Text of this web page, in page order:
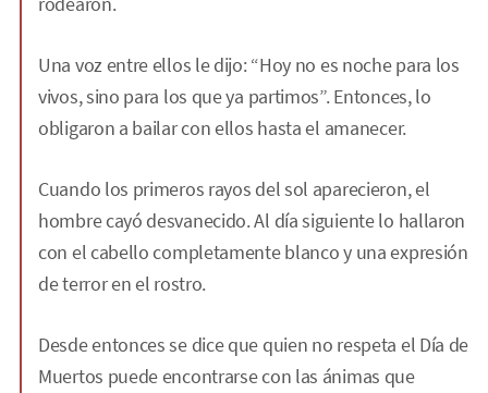
Una voz entre ellos le dijo: “Hoy no es noche para los
vivos, sino para los que ya partimos”. Entonces, lo
obligaron a bailar con ellos hasta el amanecer.
Cuando los primeros rayos del sol aparecieron, el
hombre cayó desvanecido. Al día siguiente lo hallaron
con el cabello completamente blanco y una expresión
de terror en el rostro.
Desde entonces se dice que quien no respeta el Día de
Muertos puede encontrarse con las ánimas que